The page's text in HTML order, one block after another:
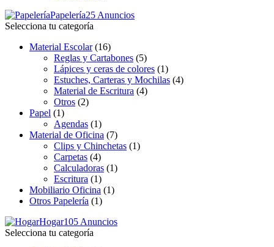
Papelería25 Anuncios
Selecciona tu categoría
Material Escolar(16)
Reglas y Cartabones (5)
Lápices y ceras de colores (1)
Estuches, Carteras y Mochilas (4)
Material de Escritura (4)
Otros (2)
Papel (1)
Agendas (1)
Material de Oficina (7)
Clips y Chinchetas (1)
Carpetas (4)
Calculadoras (1)
Escritura (1)
Mobiliario Oficina (1)
Otros Papelería (1)
Hogar105 Anuncios
Selecciona tu categoría